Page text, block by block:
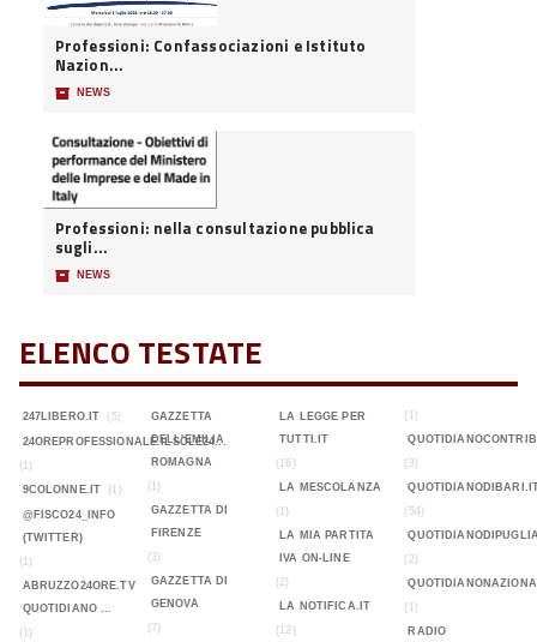
Professioni: Confassociazioni e Istituto
Nazion...
📦 NEWS
Professioni: nella consultazione pubblica
sugli...
📦 NEWS
ELENCO TESTATE
247LIBERO.IT (5)
24OREPROFESSIONALE.ILSOLE24...
(1)
9COLONNE.IT
(1)
@FISCO24_INFO
(TWITTER)
(1)
ABRUZZO24ORE.TV
QUOTIDIANO ...
(1)
GAZZETTA
DELL'EMILIA
ROMAGNA
(1)
GAZZETTA DI
FIRENZE
(3)
GAZZETTA DI
GENOVA
(7)
LA LEGGE PER
TUTTI.IT
(16)
LA MESCOLANZA
(1)
LA MIA PARTITA
IVA ON-LINE
(2)
LA NOTIFICA.IT
(12)
(1)
(3)
(54)
(2)
(1)
RADIO